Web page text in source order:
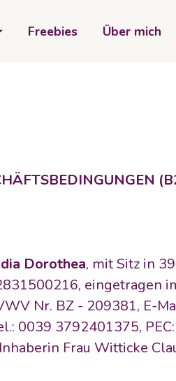
Freebies Über mich
Dorothea, mit Sitz in
eingetragen
Nr. BZ - 209381, E-
0039 3792401375, PEC:
Frau Witticke